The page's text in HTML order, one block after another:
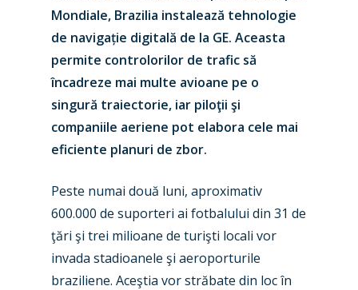
Mondiale, Brazilia instalează tehnologie
de navigație digitală de la GE. Aceasta
permite controlorilor de trafic să
încadreze mai multe avioane pe o
singură traiectorie, iar piloţii şi
companiile aeriene pot elabora cele mai
eficiente planuri de zbor.
Peste numai două luni, aproximativ
600.000 de suporteri ai fotbalului din 31 de
ţări şi trei milioane de turişti locali vor
invada stadioanele şi aeroporturile
braziliene. Aceştia vor străbate din loc în